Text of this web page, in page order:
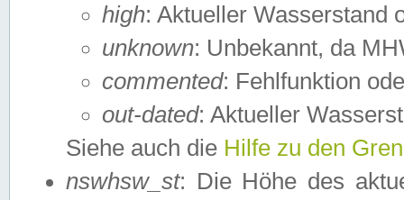
high: Aktueller Wasserstand
unknown: Unbekannt, da
commented: Fehlfunktion
out-dated: Aktueller
Siehe auch die Hilfe zu den
nswhsw_st: Die Höhe des